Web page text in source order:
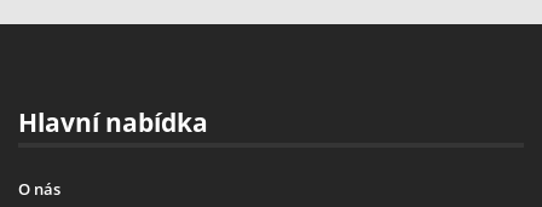
Hlavní nabídka
O nás